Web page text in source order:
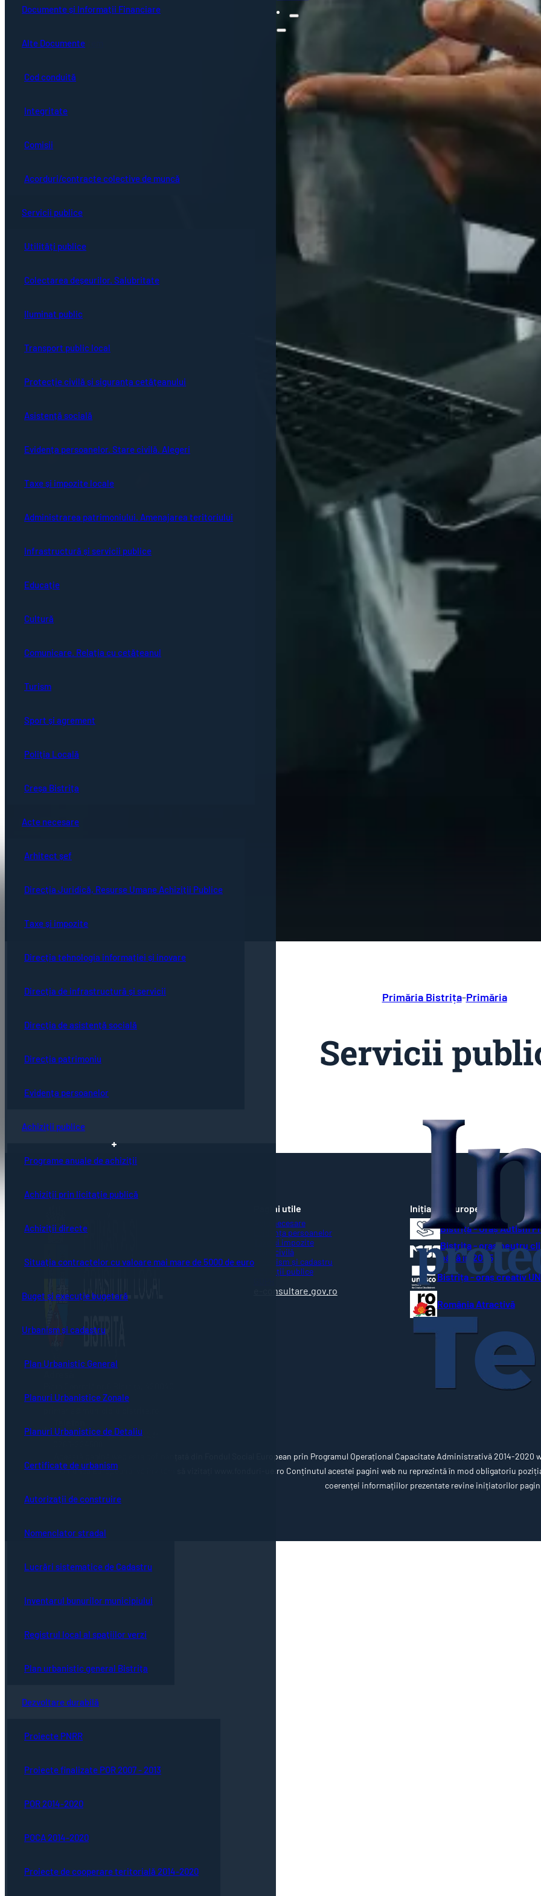
Guvernanță corporativă
Bistrița turistică
Evenimente locale
Hartă oraș
Ședințe online
Documente ședință
Hotărârile Consiliului Local
Concursuri
Proceduri de sistem
Cod conduită
Integritate
Comisii
Acorduri/contracte colective de muncă
Servicii publice
Utilități publice
Colectarea deșeurilor. Salubritate
Iluminat public
Transport public local
Protecție civilă și siguranța cetățeanului
Asistență socială
Evidența persoanelor. Stare civilă. Alegeri
Taxe și impozite locale
Administrarea patrimoniului. Amenajarea teritoriului
Infrastructură și servicii publice
Educație
Cultură
Comunicare. Relația cu cetățeanul
Turism
Sport și agrement
Poliția Locală
Creșa Bistrița
Acte necesare
Arhitect șef
Direcția Juridică, Resurse Umane Achiziții Publice
Taxe și impozite
Direcția tehnologia informației și inovare
Direcția de infrastructură și servicii
Direcția de asistență socială
Direcția patrimoniu
Evidența persoanelor
Achiziții publice
Programe anuale de achiziții
Achiziții prin licitație publică
Achiziții directe
Situația contractelor cu valoare mai mare de 5000 de euro
Buget și execuție bugetară
Urbanism și cadastru
Plan Urbanistic General
Planuri Urbanistice Zonale
Planuri Urbanistice de Detaliu
Certificate de urbanism
Autorizații de construire
Nomenclator stradal
Lucrări sistematice de Cadastru
Inventarul bunurilor municipiului
Registrul local al spațiilor verzi
Plan urbanistic general Bistrița
Dezvoltare durabilă
Proiecte PNRR
Proiecte finalizate POR 2007 - 2013
POR 2014-2020
POCA 2014-2020
Proiecte de cooperare teritorială 2014-2020
Documente și Informații Financiare
Alte Documente
Primăria Bistrița-Primăria
Servicii
Email
0263-224706; 0263-223923;
Pagini utile
Acte necesare
Evidența persoanelor
Taxe și impozite
Stare civilă
Urbanism și cadastru
Achiziții publice
e-consultare.gov.ro
Inițiative Europene
Bistrița - Oraș Autism
Bistrița - oraș neutru
până în 2035
Bistrița - oraș creativ
România Atractivă
Această pagină web este cofinanțată din Fondul Social European prin Programul Operațional Capacitate Administrativă 2014-
Uniunea Europeană, vă invităm să vizitați www.fonduri-ue.ro Conținutul acestei pagini web nu reprezintă în mod obligatoriu
coerenței informațiilor prezentate revine inițiatorilor